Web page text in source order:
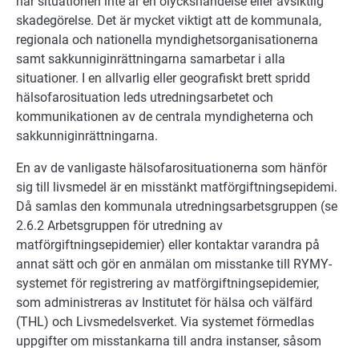
skadegörelse. Det är mycket viktigt att de kommunala,
regionala och nationella myndighetsorganisationerna
samt sakkunniginrättningarna samarbetar i alla
situationer. I en allvarlig eller geografiskt brett spridd
hälsofarosituation leds utredningsarbetet och
kommunikationen av de centrala myndigheterna och
sakkunniginrättningarna.
En av de vanligaste hälsofarosituationerna som hänför
sig till livsmedel är en misstänkt matförgiftningsepidemi.
Då samlas den kommunala utredningsarbetsgruppen (se
2.6.2 Arbetsgruppen för utredning av
matförgiftningsepidemier) eller kontaktar varandra på
annat sätt och gör en anmälan om misstanke till RYMY-
systemet för registrering av matförgiftningsepidemier,
som administreras av Institutet för hälsa och välfärd
(THL) och Livsmedelsverket. Via systemet förmedlas
uppgifter om misstankarna till andra instanser, såsom